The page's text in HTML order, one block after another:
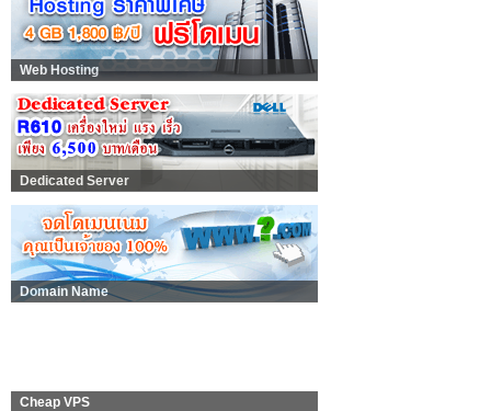
Web Hosting
Dedicated Server
Domain Name
Cheap VPS